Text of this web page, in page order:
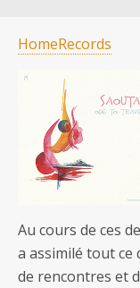
HomeRecords
Au cours de ces
a assimilé tout ce
de rencontres et